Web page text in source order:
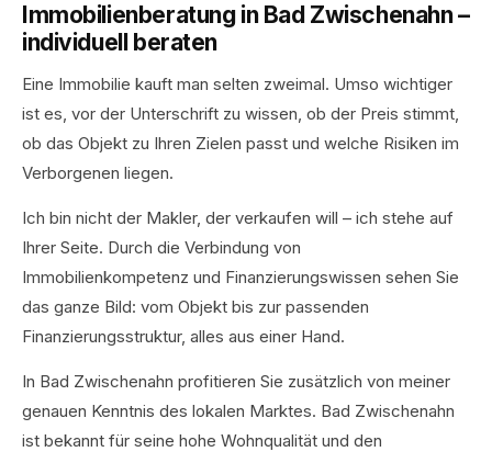
Immobilienberatung in Bad Zwischenahn –
individuell beraten
Eine Immobilie kauft man selten zweimal. Umso wichtiger
ist es, vor der Unterschrift zu wissen, ob der Preis stimmt,
ob das Objekt zu Ihren Zielen passt und welche Risiken im
Verborgenen liegen.
Ich bin nicht der Makler, der verkaufen will – ich stehe auf
Ihrer Seite. Durch die Verbindung von
Immobilienkompetenz und Finanzierungswissen sehen Sie
das ganze Bild: vom Objekt bis zur passenden
Finanzierungsstruktur, alles aus einer Hand.
In Bad Zwischenahn profitieren Sie zusätzlich von meiner
genauen Kenntnis des lokalen Marktes. Bad Zwischenahn
ist bekannt für seine hohe Wohnqualität und den